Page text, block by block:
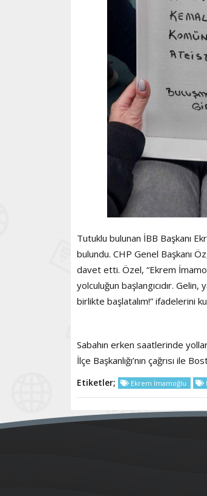
Tutuklu bulunan İBB Başkanı
bulundu. CHP Genel Başkanı
davet etti. Özel, “Ekrem
yolculuğun başlangıcıdır.
birlikte başlatalım!” ifadelerini
Sabahın erken saatlerinde
İlçe Başkanlığı’nın çağrısı ile
Etiketler; Ekrem İmamoğlu